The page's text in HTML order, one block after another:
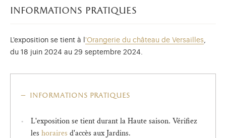
informations pratiques
L'exposition se tient à l 'Orangerie du château de Versailles,
du 18 juin 2024 au 29 septembre 2024.
informations pratiques
L'exposition se tient durant la Haute saison. Vérifiez
les horaires d'accès aux Jardins.